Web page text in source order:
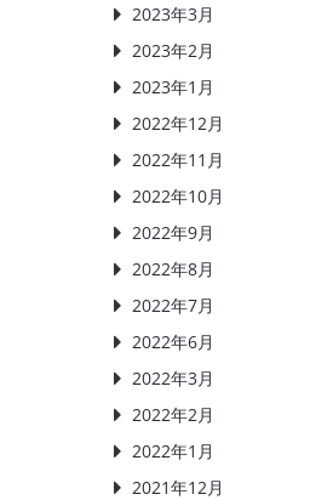
2023年3月
2023年2月
2023年1月
2022年12月
2022年11月
2022年10月
2022年9月
2022年8月
2022年7月
2022年6月
2022年3月
2022年2月
2022年1月
2021年12月